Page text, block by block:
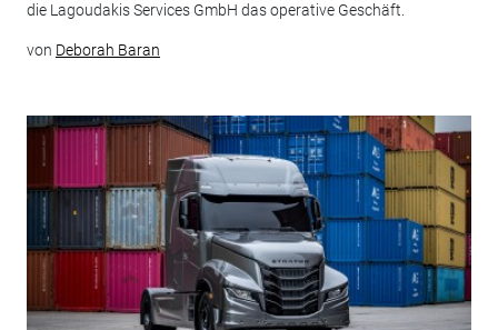
die Lagoudakis Services GmbH das operative Geschäft.
von Deborah Baran